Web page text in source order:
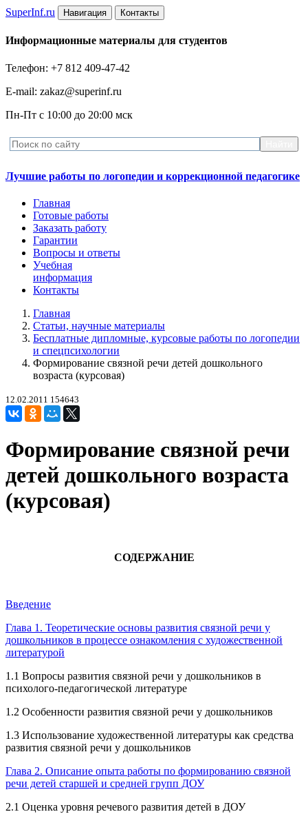
SuperInf.ru Навигация Контакты
Информационные материалы для студентов
Телефон: +7 812 409-47-42
E-mail: zakaz@superinf.ru
Пн-Пт с 10:00 до 20:00 мск
Лучшие работы по логопедии и коррекционной педагогике
Главная
Готовые работы
Заказать работу
Гарантии
Вопросы и ответы
Учебная
информация
Контакты
Главная
Статьи, научные материалы
Бесплатные дипломные, курсовые работы по логопедии
и спецпсихологии
Формирование связной речи детей дошкольного
возраста (курсовая)
12.02.2011 154643
Формирование связной речи
детей дошкольного возраста
(курсовая)
СОДЕРЖАНИЕ
Введение
Глава 1. Теоретические основы развития связной речи у
дошкольников в процессе ознакомления с художественной
литературой
1.1 Вопросы развития связной речи у дошкольников в
психолого-педагогической литературе
1.2 Особенности развития связной речи у дошкольников
1.3 Использование художественной литературы как средства
развития связной речи у дошкольников
Глава 2. Описание опыта работы по формированию связной
речи детей старшей и средней групп ДОУ
2.1 Оценка уровня речевого развития детей в ДОУ